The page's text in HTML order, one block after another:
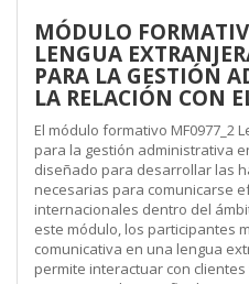
MÓDULO
LENGUA
PARA LA GESTIÓN
LA RELACIÓN CON
El módulo formativo
para la gestión administrativa
diseñado para desarrollar las
necesarias para comunicarse
internacionales dentro del
este módulo, los participantes
comunicativa en una lengua
permite interactuar con